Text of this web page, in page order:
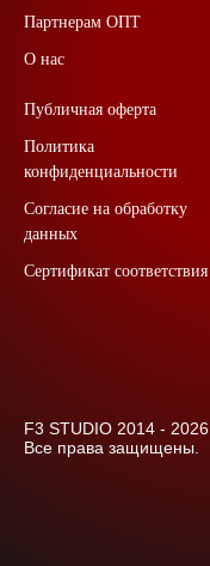
Партнерам ОПТ
О нас
Публичная оферта
Политика
конфиденциальности
Согласие на обработку
данных
Сертификат соответствия
F3 STUDIO 2014 - 2026.
Все права защищены.